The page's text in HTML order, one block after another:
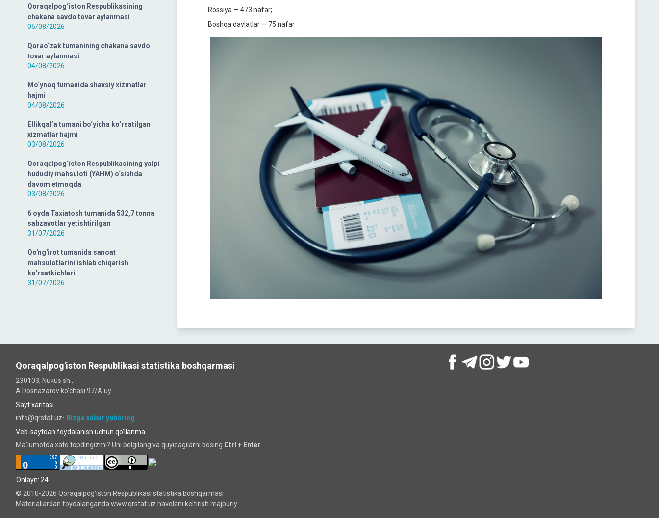
Qoraqalpog‘iston Respublikasining
chakana savdo tovar aylanmasi
05/08/2026
Qorao‘zak tumanining chakana savdo
tovar aylanmasi
04/08/2026
Mo‘ynoq tumanida shaxsiy xizmatlar
hajmi
04/08/2026
Ellikqal’a tumani bo‘yicha ko‘rsatilgan
xizmatlar hajmi
03/08/2026
Qoraqalpog‘iston Respublikasining yalpi
hududiy mahsuloti (YAHM) o‘sishda
davom etmoqda
03/08/2026
6 oyda Taxiatosh tumanida 532,7 tonna
sabzavotlar yetishtirilgan
31/07/2026
Qo'ng'irot tumanida sanoat
mahsulotlarini ishlab chiqarish
ko‘rsatkichlari
31/07/2026
Rossiya — 473 nafar;
Boshqa davlatlar — 75 nafar.
Qoraqalpog'iston Respublikasi statistika boshqarmasi
230103, Nukus sh.,
A.Dosnazarov ko‘chаsi 97/A uy
Sayt xaritasi
info@qrstat.uz• Bizga xabar yuboring
Veb-saytdan foydalanish uchun qo'llanma
Ma`lumotda xato topdingizmi? Uni belgilang va quyidagilarni bosing Ctrl + Enter
Onlayn: 24
© 2010-2026 Qoraqalpog'iston Respublikasi statistika boshqarmasi
Materiallardan foydalanganda www.qrstat.uz havolani keltirish majburiy.